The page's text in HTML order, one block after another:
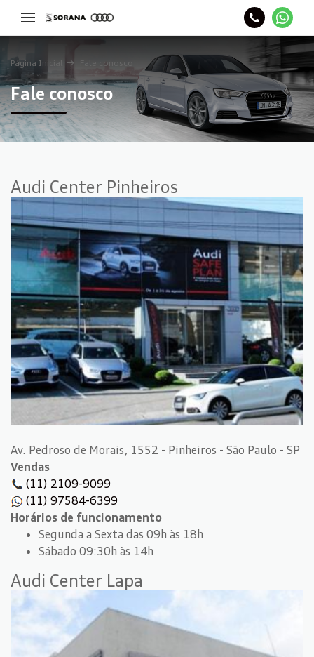
Página Inicial Fale conosco
Fale conosco
Audi Center Pinheiros
Av. Pedroso de Morais, 1552 - Pinheiros - São Paulo - SP
Vendas
(11) 2109-9099
(11) 97584-6399
Horários de funcionamento
Segunda a Sexta das 09h às 18h
Sábado 09:30h às 14h
Audi Center Lapa